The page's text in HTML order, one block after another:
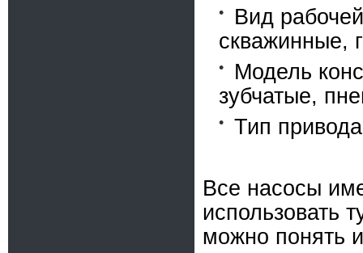
Вид
скважинные,
Модель
зубчатые,
Тип
Все насосы
использовать
можно понять